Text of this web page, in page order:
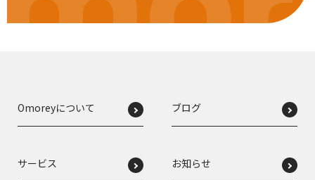
Omoreyについて
サービス
ブログ
お知らせ